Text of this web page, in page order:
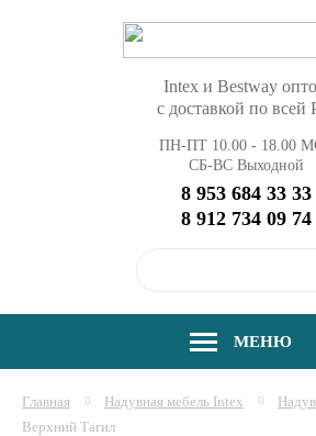
Intex и Bestway
с доставкой по всей
ПН-ПТ 10.00 - 18.00
СБ-ВС Выходной
8 953 684 33 33
8 912 734 09 74
МЕНЮ
Главная Надувная мебель Intex
Верхний Тагил